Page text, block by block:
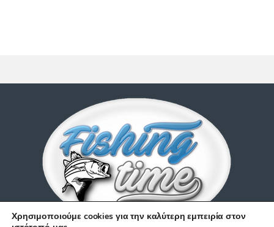
Χρησιμοποιούμε cookies για την καλύτερη εμπειρία στον